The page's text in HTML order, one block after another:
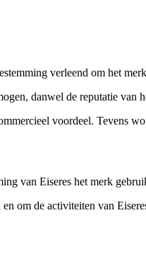
verleend om het
danwel de reputatie van
voordeel. Tevens
van Eiseres het merk
om de activiteiten van